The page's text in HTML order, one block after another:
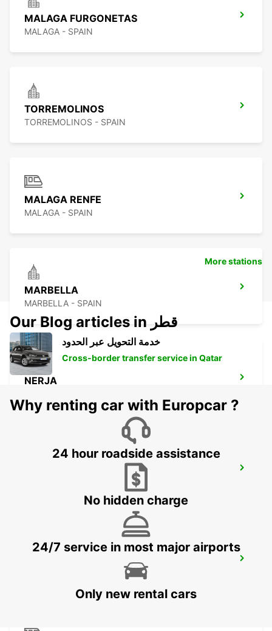
MALAGA FURGONETAS
MALAGA - SPAIN
TORREMOLINOS
TORREMOLINOS - SPAIN
MALAGA RENFE
MALAGA - SPAIN
MARBELLA
MARBELLA - SPAIN
NERJA
LA LINEA DT (SERVING GIBRALTAR)
LA LINEA DE LA CONCEPCION - SPAIN
More stations
Our Blog articles in قطر
خدمة التحويل عبر الحدود
Cross-border transfer service in Qatar
Why renting car with Europcar ?
24 hour roadside assistance
No hidden charge
24/7 service in most major airports
Only new rental cars